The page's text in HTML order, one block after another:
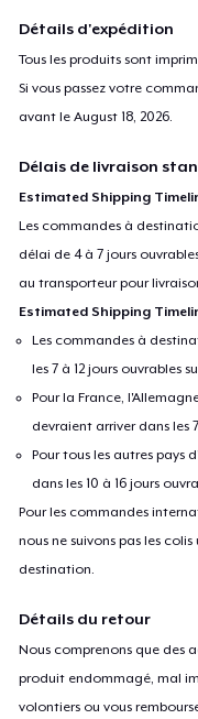
Détails d'expédition
Tous les produits sont
Si vous passez votre
avant leAugust 18, 2026
Délais de livraison
Estimated Shipping
Les commandes à
délai de 4 à 7 jours
au transporteur pour
Estimated Shipping
Les commandes à
les 7 à 12 jours ouvrables
Pour la France,
devraient arriver dans les
Pour tous les autres pays
dans les 10 à 16 jours
Pour les commandes
nous ne suivons pas les
destination.
Détails du retour
Nous comprenons que des
produit endommagé, mal
volontiers ou vous